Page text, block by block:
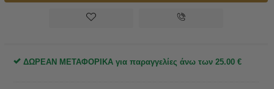
ΔΩΡΕΑΝ ΜΕΤΑΦΟΡΙΚΑ για παραγγελίες άνω των 25.00 €